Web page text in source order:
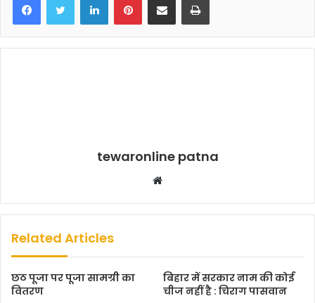
tewaronline patna
b
e
Related Articles
छठ पूजा पर पूजा सामग्री का
वितरण
बिहार में सरकार नाम की कोई
चीज नहीं है : चिराग पासवान